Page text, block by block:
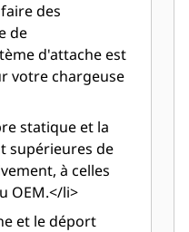
des
de
d'attache est
votre chargeuse
statique et la
supérieures de
à celles
OEM.</li>
et le déport